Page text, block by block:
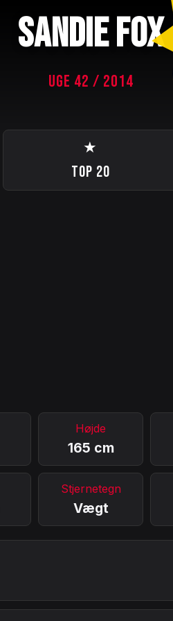
SANDIE FOX
UGE 42 / 2014
★
TOP 20
Højde
165 cm
Stjernetegn
Vægt